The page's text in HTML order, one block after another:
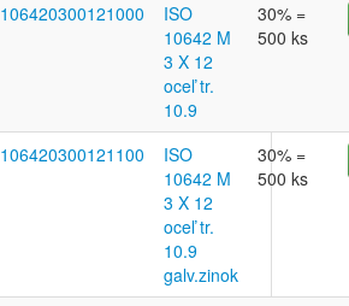
106420300121000
ISO
10642 M
3 X 12
oceľ tr.
10.9
30% =
500 ks
106420300121100
ISO
10642 M
3 X 12
oceľ tr.
10.9
galv.zinok
30% =
500 ks